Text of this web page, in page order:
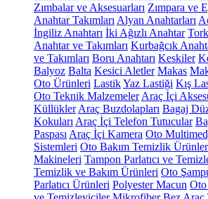
Zımbalar ve Aksesuarları Zımpara ve
Anahtar Takımları Alyan Anahtarları
İngiliz Anahtarı İki Ağızlı Anahtar
Anahtar ve Takımları Kurbağcık
ve Takımları Boru Anahtarı Keskiler
Balyoz Balta Kesici Aletler Makas
Oto Ürünleri LastikYaz Lastiği Kış
Oto Teknik Malzemeler Araç İçi
Küllükler Araç Buzdolapları Bagaj
Kokuları Araç İçi Telefon Tutucular
Paspası Araç İçi Kamera Oto
Sistemleri Oto Bakım Temizlik
Makineleri Tampon Parlatıcı ve
Temizlik ve Bakım Ürünleri Oto
Parlatıcı Ürünleri Polyester Macun